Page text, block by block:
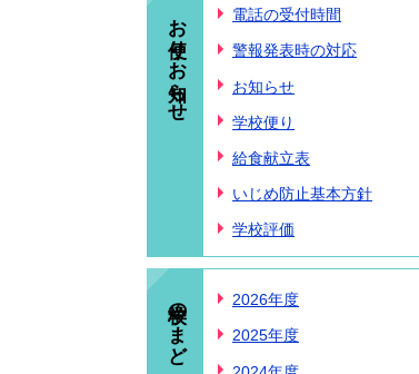
お便り・お知らせ 電話の受付時間
警報発表時の対応
お知らせ
学校便り
給食献立表
いじめ防止基本方針
学校評価
学校のまど 2026年度
2025年度